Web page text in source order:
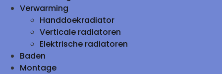
Verwarming
Handdoekradiator
Verticale radiatoren
Elektrische radiatoren
Baden
Montage